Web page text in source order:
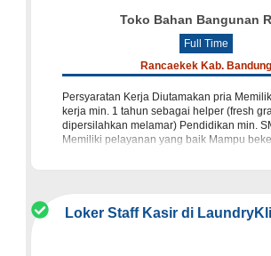
Toko Bahan Bangunan
Full Time
Rancaekek Kab. Bandung
Persyaratan Kerja Diutamakan pria
kerja min. 1 tahun sebagai helper (fresh
dipersilahkan melamar) Pendidikan min.
Memiliki pelayanan yang baik Mampu
Loker Staff Kasir di